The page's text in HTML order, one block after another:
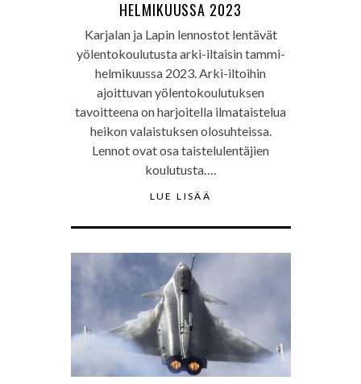
HELMIKUUSSA 2023
Karjalan ja Lapin lennostot lentävät
yölentokoulutusta arki-iltaisin tammi-
helmikuussa 2023. Arki-iltoihin
ajoittuvan yölentokoulutuksen
tavoitteena on harjoitella ilmataistelua
heikon valaistuksen olosuhteissa.
Lennot ovat osa taistelulentäjien
koulutusta….
LUE LISÄÄ